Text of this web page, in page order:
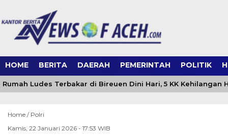
HOME BERITA DAERAH PEMERINTAH POLITIK
Ludes Terbakar di Bireuen Dini Hari, 5 KK Kehilangan
Home / Polri
Kamis, 22 Januari 2026 - 17:53 WIB